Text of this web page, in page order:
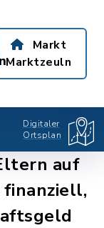
Markt
Marktzeuln
Digitaler
Ortsplan
auf
finanziell,